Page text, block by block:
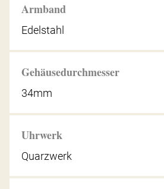
Armband
Edelstahl
Gehäusedurchmesser
34mm
Uhrwerk
Quarzwerk